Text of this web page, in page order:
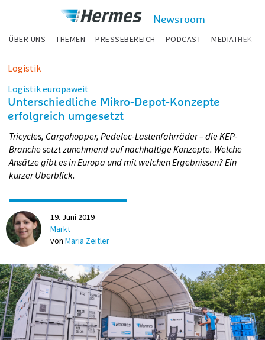
Newsroom
ÜBER UNS THEMEN PRESSEBEREICH PODCAST MEDIATHEK
Logistik
Logistik europaweit
Unterschiedliche Mikro-Depot-Konzepte
erfolgreich umgesetzt
Tricycles, Cargohopper, Pedelec-Lastenfahrräder – die KEP-
Branche setzt zunehmend auf nachhaltige Konzepte. Welche
Ansätze gibt es in Europa und mit welchen Ergebnissen? Ein
kurzer Überblick.
19. Juni 2019
Markt
von Maria Zeitler